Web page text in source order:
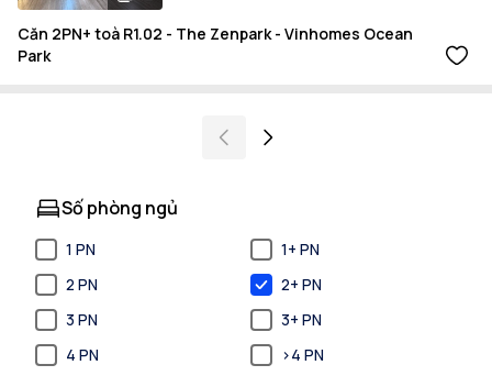
Căn 2PN+ toà R1.02 - The Zenpark - Vinhomes Ocean
Park
Số phòng ngủ
1 PN
1+ PN
2 PN
2+ PN
3 PN
3+ PN
4 PN
>4 PN